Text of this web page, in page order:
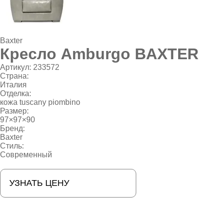
Baxter
Кресло Amburgo BAXTER
Артикул: 233572
Страна:
Италия
Отделка:
кожа tuscany piombino
Размер:
97×97×90
Бренд:
Baxter
Стиль:
Современный
УЗНАТЬ ЦЕНУ